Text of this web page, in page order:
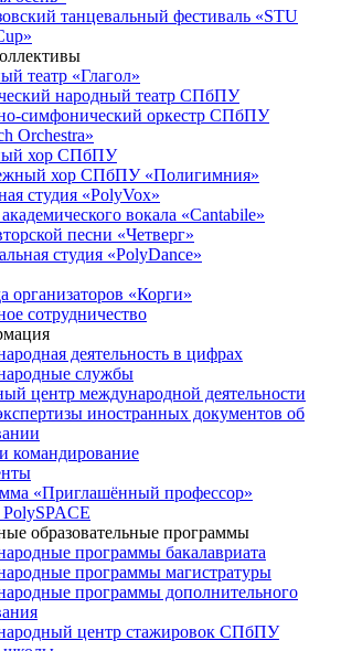
танцевальный фестиваль «STU
театр «Глагол»
народный театр СПбПУ
симфонический оркестр СПбПУ
Orchestra»
хор СПбПУ
хор СПбПУ «Полигимния»
студия «PolyVox»
вокала «Cantabile»
песни «Четверг»
студия «PolyDance»
организаторов «Корги»
сотрудничество
деятельность в цифрах
службы
центр международной деятельности
иностранных документов об
командирование
«Приглашённый профессор»
образовательные программы
программы бакалавриата
программы магистратуры
программы дополнительного
центр стажировок СПбПУ